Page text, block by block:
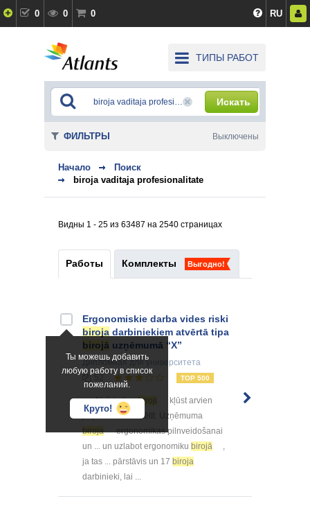
0 0 0 RU
ТИПЫ РАБОТ
Искать
Начало
Поиск
biroja vaditaja profesionalitate
Видны 1 - 25 из 63487 на 2540 страницах
Работы Комплекты Выгодно!
Ты можешь добавить
любую работу в список
пожеланий.
Круто!
Ergonomiskie darba vides riski
biroja darbiniekiem atvērtā tipa
birojā uzņēmumā “X”
Дипломнаядля университета
TOP 500
... . Atvērta tipabiroji
kļūst arvien
populārāki ... izpētīt. Uzņēmuma
biroja
ergonomikas pilnveidošanai
un ... un uzlabot ergonomiku birojā
,
ja tas ... pārstāvis un 17 biroja
darbinieki, lai ...
ФИЛЬТРЫ Выключены